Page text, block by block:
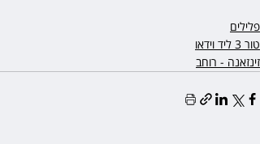
פלילים
טור 3 ליד וידאו
זינזאנה - רוחב